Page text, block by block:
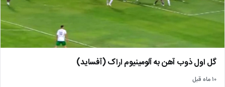
گل اول ذوب آهن به آلومینیوم اراک (آفساید)
۱۰ ماه قبل